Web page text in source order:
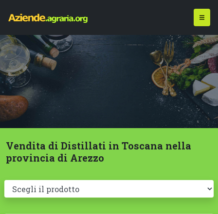
Vendita di Distillati in Toscana nella
provincia di Arezzo